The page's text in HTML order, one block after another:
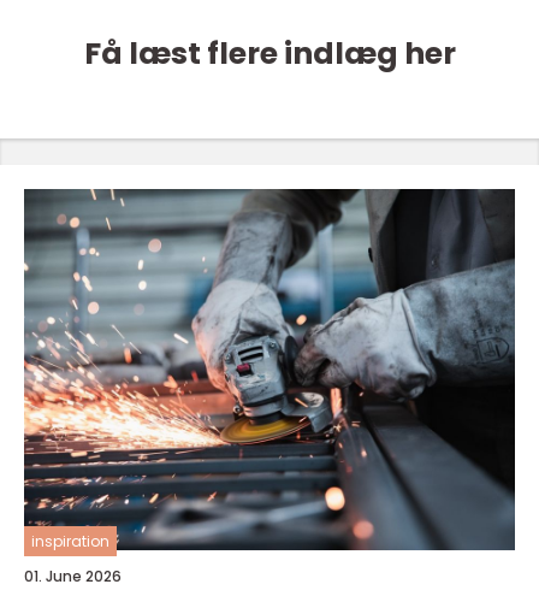
Få læst flere indlæg her
inspiration
01. June 2026